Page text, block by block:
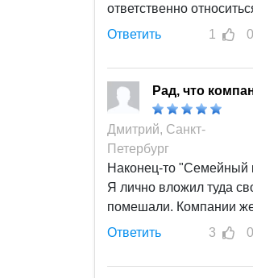
ответственно
Ответить
1 0
Рад, что
Дмитрий, Санкт-
Петербург
Наконец-то "Семейный
Я лично вложил туда
помешали. Компании
Ответить
3 0